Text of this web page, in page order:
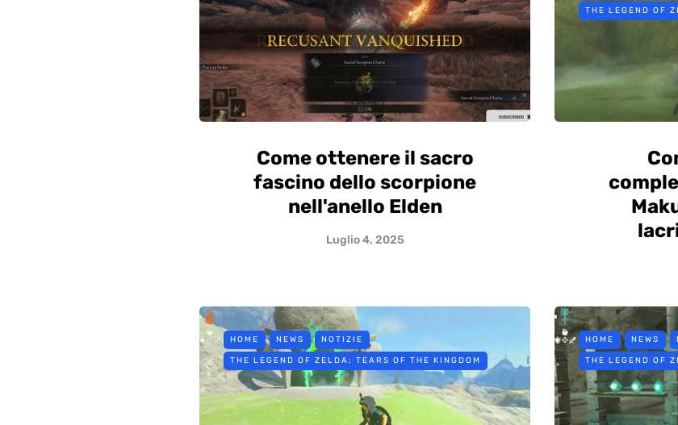
Come ottenere il sacro
fascino dello scorpione
nell'anello Elden
Luglio 4, 2025
THE LEGEND OF
HOME NEWS NOTIZIE
THE LEGEND OF ZELDA: TEARS OF THE KINGDOM
HOME NEWS
THE LEGEND OF